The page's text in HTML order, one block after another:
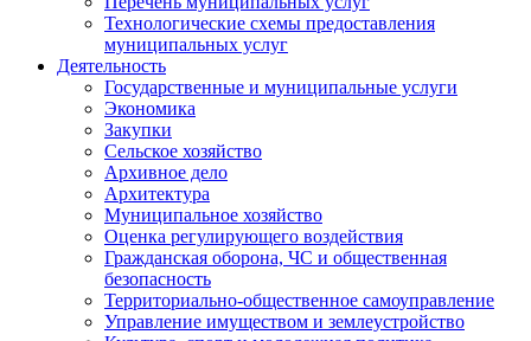
Технологические схемы предоставления
муниципальных услуг
Деятельность
Государственные и муниципальные услуги
Экономика
Закупки
Сельское хозяйство
Архивное дело
Архитектура
Муниципальное хозяйство
Оценка регулирующего воздействия
Гражданская оборона, ЧС и общественная
безопасность
Территориально-общественное самоуправление
Управление имуществом и землеустройство